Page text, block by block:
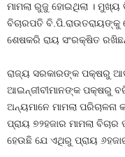
ମାମଲା ରୁଜୁ ହୋଇଥିଲା ।
ବିଚାରପତି ବି.ପି.ରାଉତରାୟଙ୍କୁ
ଶେଷକରି ରାୟ ସଂରକ୍ଷିତ
ରାଜ୍ୟ ସରକାରଙ୍କ ପକ୍ଷରୁ
ଆଇନ୍‍ଜୀବୀମାନଙ୍କ ପକ୍ଷରୁ
ଅନ୍ୟମାନେ ମାମଲା
ପ୍ରାୟ ୭୨ହଜାର ମାମଲା
ହେଉଛି ଯେ ଏଥିରୁ ପ୍ରାୟ